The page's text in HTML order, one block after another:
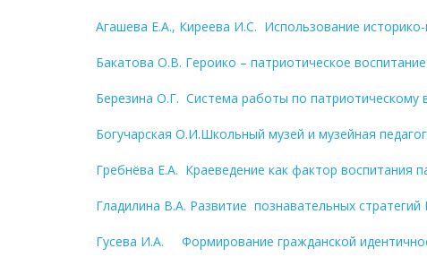
Агашева Е.А., Киреева И.С. Использование
Бакатова О.В. Героико – патриотическое
Березина О.Г. Система работы по патриотическому
Богучарская О.И.Школьный музей и музейная
Гребнёва Е.А. Краеведение как фактор воспитания
Гладилина В.А. Развитие познавательных
Гусева И.А. Формирование гражданской